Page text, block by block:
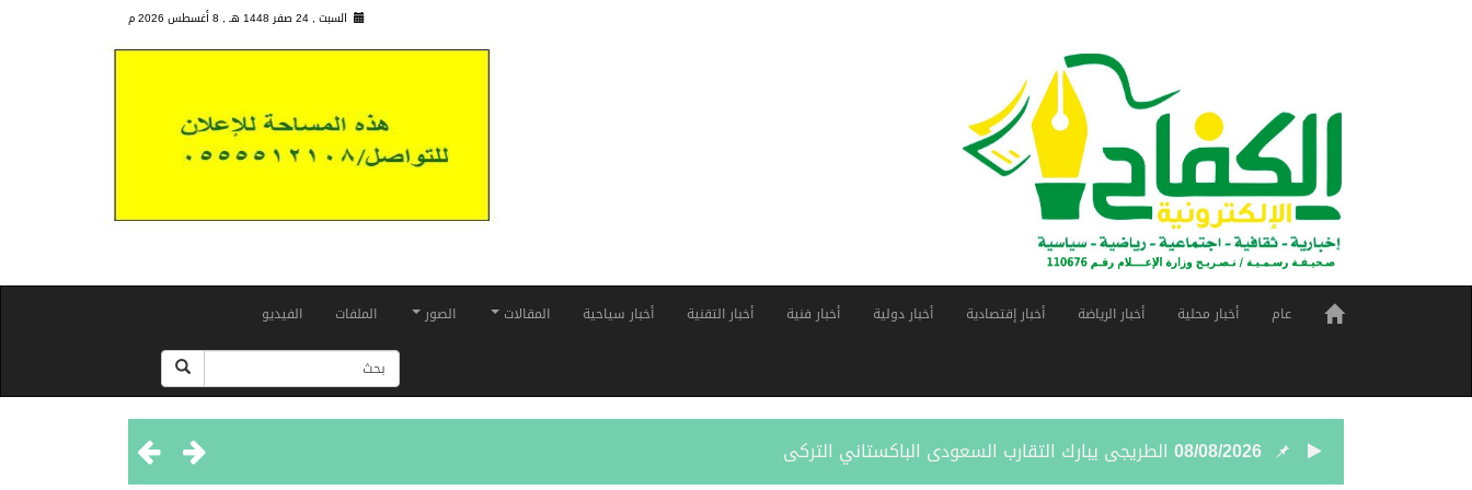
السبت , 24 صفر 1448 هـ , 8 أغسطس 2026 م
عام أخبار محلية أخبار الرياضة أخبار إقتصادية أخبار دولية أخبار فنية أخبار التقنية أخبار سياحية المقالات الصور الملفات الفيديو
08/08/2026 الطريجى يبارك التقارب السعودى الباكستاني التركى